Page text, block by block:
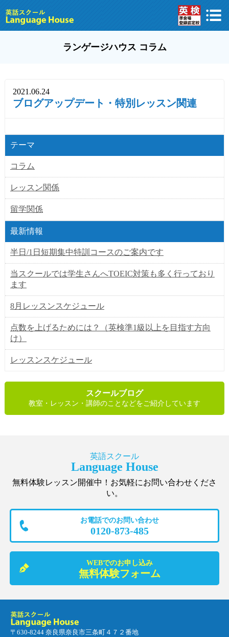
ランゲージハウス コラム
2021.06.24
ブログアップデート・特別レッスン関連
テーマ
コラム
レッスン関係
留学関係
最新情報
半日/1日短期集中特訓コースのご案内です
当スクールでは学生さんへTOEIC対策も多く行っており
ます
8月レッスンスケジュール
点数を上げるためには？（英検準1級以上を目指す方向
け）
レッスンスケジュール
スクールブログ
教室・レッスン・講師のことなどをご紹介しています
英語スクール
Language House
無料体験レッスン開催中！お気軽にお問い合わせくださ
い。
お電話でのお問い合わせ
0120-873-485
WEBでのお申し込み
無料体験フォーム
〒630-8244 奈良県奈良市三条町４７２番地